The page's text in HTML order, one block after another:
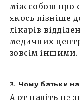
між собою про
якось пізніше
лікарів
медичних
зовсім іншими.
3. Чому батьки
А от навіть не